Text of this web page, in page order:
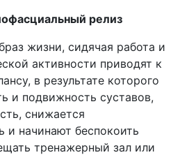
релиз
жизни, сидячая работа и
активности приводят к
в результате которого
и подвижность суставов,
снижается
и начинают беспокоить
тренажерный зал или